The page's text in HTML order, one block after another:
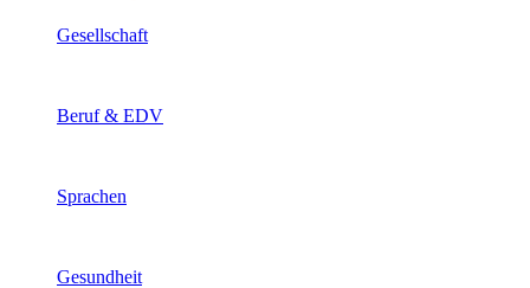
Gesellschaft
Beruf & EDV
Sprachen
Gesundheit